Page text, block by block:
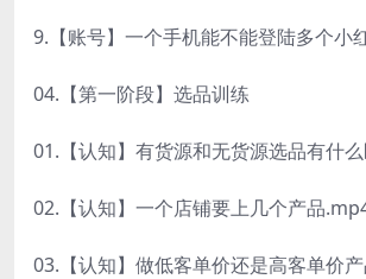
9.【账号】一个手机能不能登陆多个小
04.【第一阶段】选品训练
01.【认知】有货源和无货源选品有什
02.【认知】一个店铺要上几个产品
03.【认知】做低客单价还是高客单价